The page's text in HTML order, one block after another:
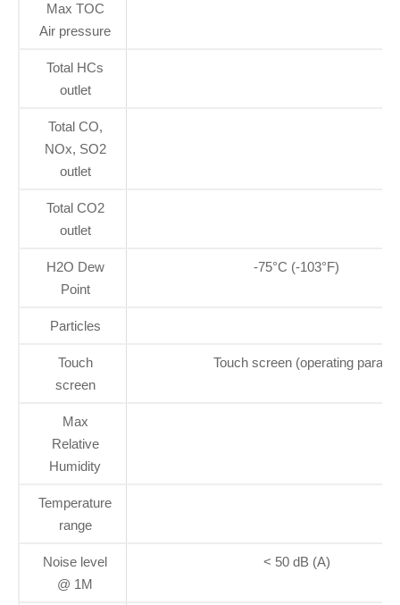
Max TOC
Air pressure
Total HCs
outlet
Total CO,
NOx, SO2
outlet
Total CO2
outlet
H2O Dew
Point
-75°C (-103°F)
Particles
Touch
screen
Touch screen (operating
Max
Relative
Humidity
Temperature
range
Noise level
@ 1M
< 50 dB (A)